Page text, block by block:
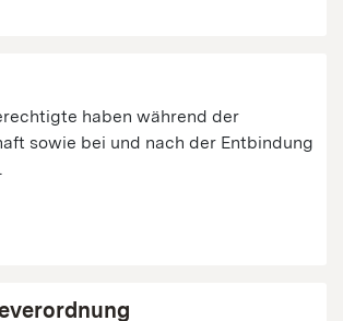
haben während der
sowie bei und nach der Entbindung